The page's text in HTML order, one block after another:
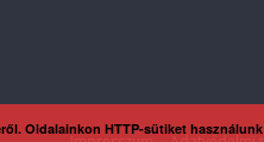
Oldalainkon HTTP-sütiket